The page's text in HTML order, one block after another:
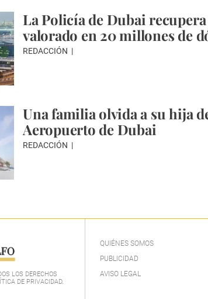
La Policía de Dubai
valorado en 20 millones de
REDACCIÓN
Una familia olvida a su hija
Aeropuerto de Dubai
REDACCIÓN
LOS DERECHOS
DE PRIVACIDAD.
QUIÉNES SOMOS
PUBLICIDAD
AVISO LEGAL